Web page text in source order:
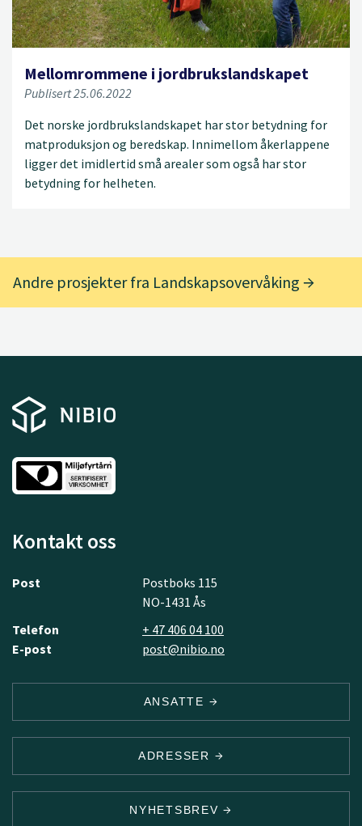
Mellomrommene i jordbrukslandskapet
Publisert 25.06.2022
Det norske jordbrukslandskapet har stor betydning for
matproduksjon og beredskap. Innimellom åkerlappene
ligger det imidlertid små arealer som også har stor
betydning for helheten.
Andre prosjekter fra Landskapsovervåking
Kontakt oss
Post
Postboks 115
NO-1431 Ås
Telefon
+ 47 406 04 100
E-post
post@nibio.no
ANSATTE
ADRESSER
NYHETSBREV